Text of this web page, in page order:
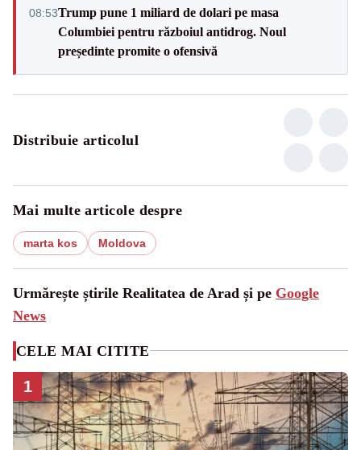
08:53Trump pune 1 miliard de dolari pe masa
Columbiei pentru războiul antidrog. Noul
președinte promite o ofensivă
Distribuie articolul
Mai multe articole despre
marta kos Moldova
Urmărește știrile Realitatea de Arad și pe Google
News
CELE MAI CITITE
1